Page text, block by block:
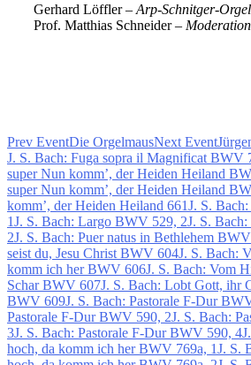
Gerhard Löffler – Arp-Schnitger-Orgel
Prof. Matthias Schneider – Moderation
Prev EventDie OrgelmausNext Event
J. S. Bach: Fuga sopra il Magnificat BWV
super Nun komm’, der Heiden Heiland
super Nun komm’, der Heiden Heiland
komm’, der Heiden Heiland 661J. S.
1J. S. Bach: Largo BWV 529, 2J. S.
2J. S. Bach: Puer natus in Bethlehem
seist du, Jesu Christ BWV 604J. S. Bach:
komm ich her BWV 606J. S. Bach: Vom
Schar BWV 607J. S. Bach: Lobt Gott, ihr
BWV 609J. S. Bach: Pastorale F-Dur
Pastorale F-Dur BWV 590, 2J. S. Bach:
3J. S. Bach: Pastorale F-Dur BWV 590, 4
hoch, da komm ich her BWV 769a, 1J. S.